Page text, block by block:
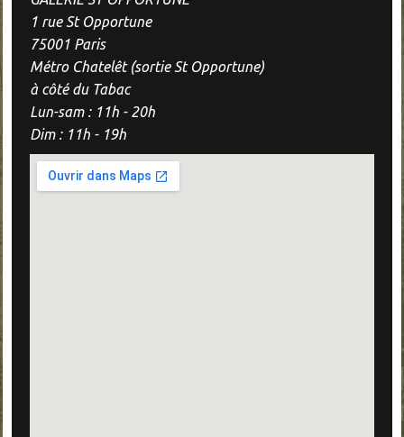
1 rue St Opportune
75001 Paris
Métro Chatelêt (sortie St Opportune)
à côté du Tabac
Lun-sam : 11h - 20h
Dim : 11h - 19h